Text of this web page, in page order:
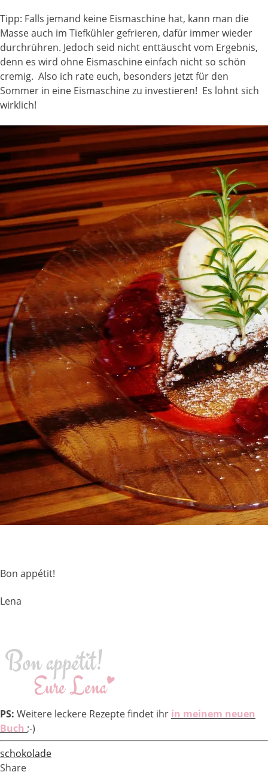
Tipp: Falls jemand keine Eismaschine hat, kann man die
Masse auch im Tiefkühler gefrieren, dafür immer wieder
durchrühren. Jedoch seid nicht enttäuscht vom Ergebnis,
denn es wird ohne Eismaschine einfach nicht so schön
cremig. Also ich rate euch, besonders jetzt für den
Sommer in eine Eismaschine zu investieren! Es lohnt sich
wirklich!
Bon appétit!
Lena
PS: Weitere leckere Rezepte findet ihr in meinem neuen
Buch ;-)
schokolade
Share